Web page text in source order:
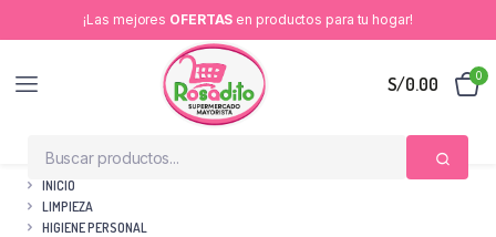
¡Las mejores OFERTAS en productos para tu hogar!
S/0.00 0
INICIO
LIMPIEZA
HIGIENE PERSONAL